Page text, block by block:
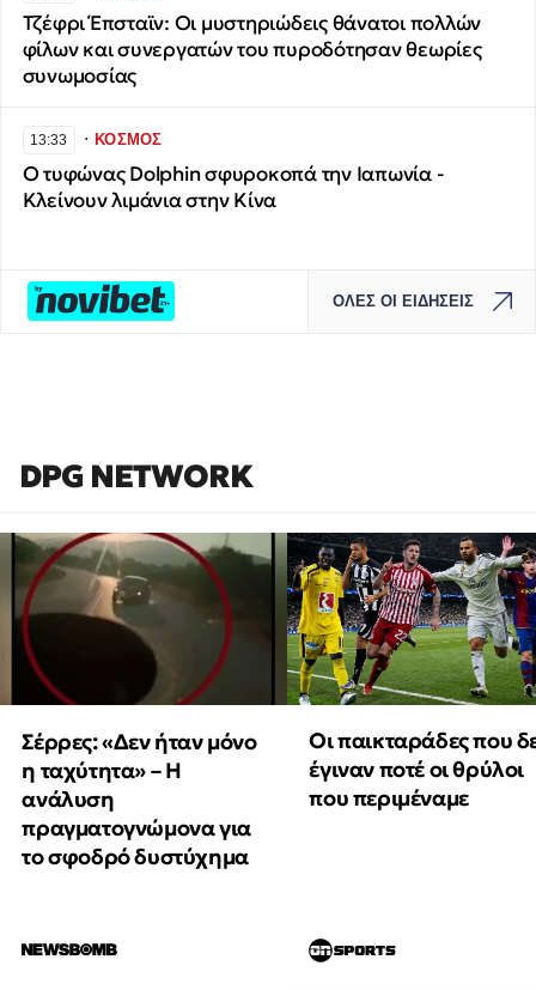
Τζέφρι Έπσταϊν: Οι μυστηριώδεις θάνατοι πολλών
φίλων και συνεργατών του πυροδότησαν θεωρίες
συνωμοσίας
13:33 ∙ΚΟΣΜΟΣ
Ο τυφώνας Dolphin σφυροκοπά την Ιαπωνία -
Κλείνουν λιμάνια στην Κίνα
ΟΛΕΣ ΟΙ ΕΙΔΗΣΕΙΣ
DPG NETWORK
Σέρρες: «Δεν ήταν μόνο
η ταχύτητα» – Η
ανάλυση
πραγματογνώμονα για
το σφοδρό δυστύχημα
Οι παικταράδες που
έγιναν ποτέ οι θρύλοι
που περιμέναμε